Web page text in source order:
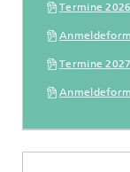
Termine
Termine